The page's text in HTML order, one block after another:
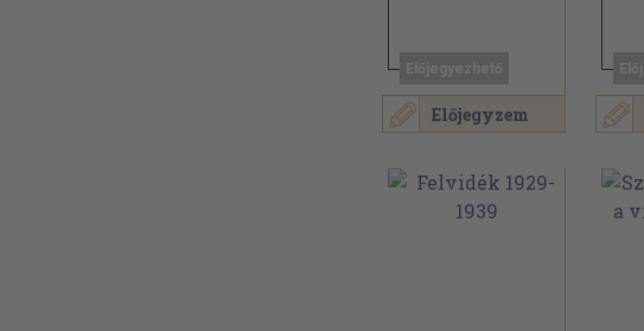
Előjegyzem